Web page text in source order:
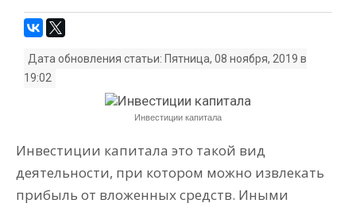
Дата обновления статьи: Пятница, 08 ноября, 2019 в
19:02
Инвестиции капитала
Инвестиции капитала это такой вид
деятельности, при котором можно извлекать
прибыль от вложенных средств. Иными